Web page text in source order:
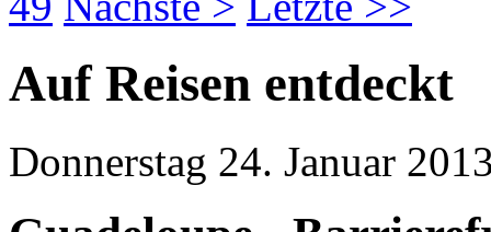
Auf Reisen entdeckt
Donnerstag 24. Januar